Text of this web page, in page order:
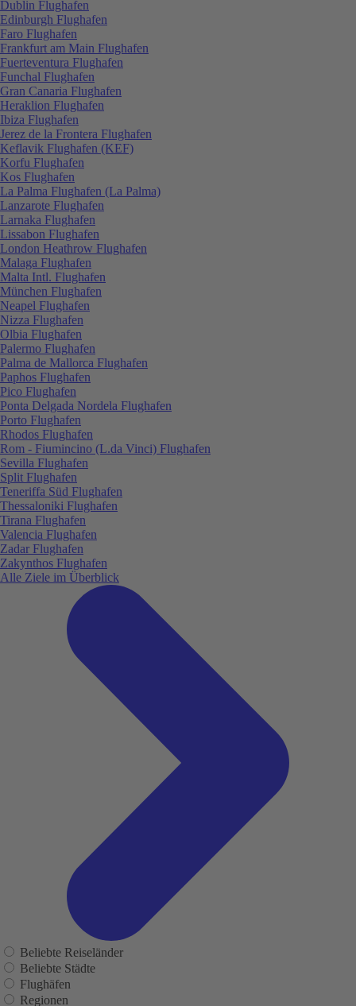
Dublin Flughafen
Edinburgh Flughafen
Faro Flughafen
Frankfurt am Main Flughafen
Fuerteventura Flughafen
Funchal Flughafen
Gran Canaria Flughafen
Heraklion Flughafen
Ibiza Flughafen
Jerez de la Frontera Flughafen
Keflavik Flughafen (KEF)
Korfu Flughafen
Kos Flughafen
La Palma Flughafen (La Palma)
Lanzarote Flughafen
Larnaka Flughafen
Lissabon Flughafen
London Heathrow Flughafen
Malaga Flughafen
Malta Intl. Flughafen
München Flughafen
Neapel Flughafen
Nizza Flughafen
Olbia Flughafen
Palermo Flughafen
Palma de Mallorca Flughafen
Paphos Flughafen
Pico Flughafen
Ponta Delgada Nordela Flughafen
Porto Flughafen
Rhodos Flughafen
Rom - Fiumincino (L.da Vinci) Flughafen
Sevilla Flughafen
Split Flughafen
Teneriffa Süd Flughafen
Thessaloniki Flughafen
Tirana Flughafen
Valencia Flughafen
Zadar Flughafen
Zakynthos Flughafen
Alle Ziele im Überblick
Beliebte Reiseländer
Beliebte Städte
Flughäfen
Regionen